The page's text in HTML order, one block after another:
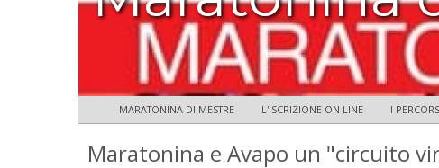
MARATONINA DI MESTRE L'ISCRIZIONE ON LINE I
Maratonina e Avapo un "circuito